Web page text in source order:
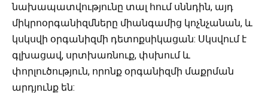
նախապատվությունը տալ հում սննդին, այդ
միկրոօրգանիզմները միանգամից կոչնչանան, և
կսկսվի օրգանիզմի դետոքսիկացան: Սկսվում է
գլխացավ, սրտխառնուք, փսխում և
փորլուծություն, որոնք օրգանիզմի մաքրման
արդյունք են: